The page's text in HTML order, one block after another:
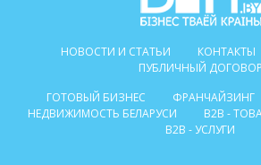
НОВОСТИ И СТАТЬИ КОНТАКТЫ
ПУБЛИЧНЫЙ ДОГОВОР
ГОТОВЫЙ БИЗНЕС
ФРАНЧАЙЗИНГ
НЕДВИЖИМОСТЬ БЕЛАРУСИ
B2B -
B2B - УСЛУГИ